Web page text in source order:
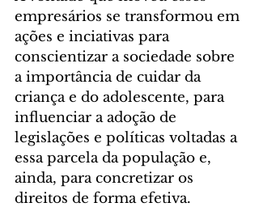
empresários se transformou em
ações e inciativas para
conscientizar a sociedade sobre
a importância de cuidar da
criança e do adolescente, para
influenciar a adoção de
legislações e políticas voltadas a
essa parcela da população e,
ainda, para concretizar os
direitos de forma efetiva.